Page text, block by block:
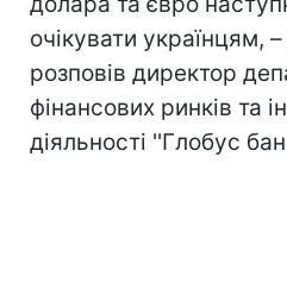
очікувати українцям,
розповів директор
фінансових ринків та
діяльності ''Глобус